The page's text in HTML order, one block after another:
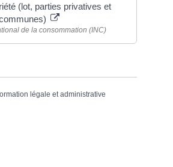
(lot, parties privatives et
de la consommation (INC)
légale et administrative